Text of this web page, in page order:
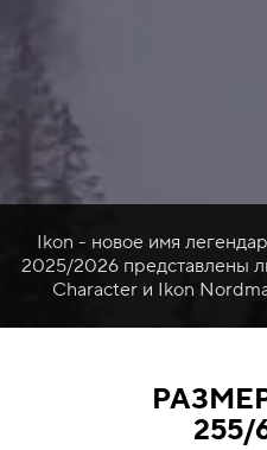
Ikon - новое имя
2025/2026 представлены
Character и Ikon
255/